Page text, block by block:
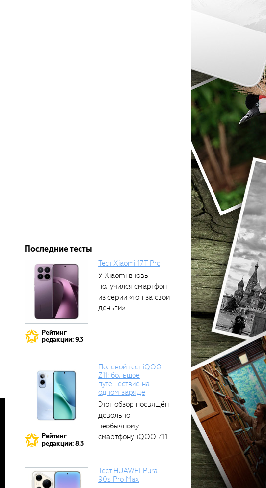
Последние тесты
Рейтинг
редакции: 9.3
Тест Xiaomi 17T Pro
У Xiaomi вновь
получился смартфон
из серии «топ за свои
деньги»....
Рейтинг
редакции: 8.3
Полевой тест iQOO
Z11: большое
путешествие на
одном заряде
Этот обзор посвящён
довольно
необычному
смартфону. iQOO Z11
Тест HUAWEI Pura
90s Pro Max